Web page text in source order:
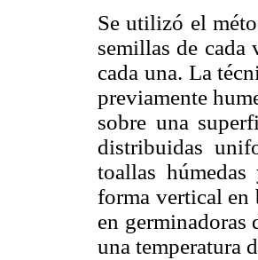
Se utilizó el
semillas de cada
cada una. La
previamente
sobre una
distribuidas
toallas
forma vertical en
en
una temperatura